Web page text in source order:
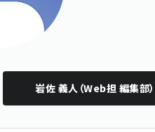
岩佐 義人（Web担 編集部）